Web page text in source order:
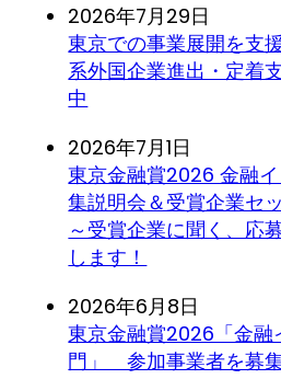
2026年7月29日
東京での事業展開を支
系外国企業進出・定着
中
2026年7月1日
東京金融賞2026 金融
集説明会＆受賞企業セ
～受賞企業に聞く、応
します！
2026年6月8日
東京金融賞2026「金融
門」 参加事業者を募集